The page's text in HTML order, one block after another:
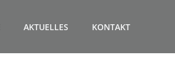
AKTUELLES KONTAKT